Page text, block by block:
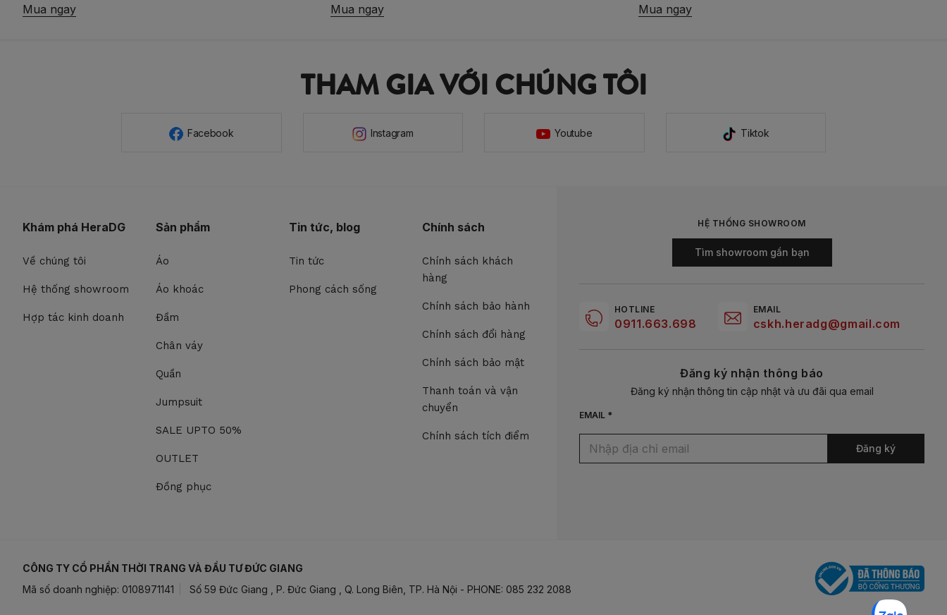
Mua ngay
Mua ngay
Mua ngay
THAM GIA VỚI CHÚNG TÔI
Facebook Instagram Youtube Tiktok
Khám phá HeraDG
Về chúng tôi
Hệ thống showroom
Hợp tác kinh doanh
Sản phẩm
Áo
Áo khoác
Đầm
Chân váy
Quần
Jumpsuit
SALE UPTO 50%
OUTLET
Đồng phục
Tin tức, blog
Tin tức
Phong cách sống
Chính sách
Chính sách khách
hàng
Chính sách bảo hành
Chính sách đổi hàng
Chính sách bảo mật
Thanh toán và vận
chuyển
Chính sách tích điểm
HỆ THỐNG SHOWROOM
Tìm showroom gần bạn
HOTLINE
0911.663.698
EMAIL
cskh.heradg@gmail.com
Đăng ký nhận thông báo
Đăng ký nhận thông tin cập nhật và ưu đãi qua email
EMAIL *
Đăng ký
CÔNG TY CỔ PHẦN THỜI TRANG VÀ ĐẦU TƯ ĐỨC GIANG
Mã số doanh nghiệp: 0108971141
Số 59 Đức Giang , P. Đức Giang , Q. Long Biên, TP. Hà Nội - PHONE: 085 232 2088